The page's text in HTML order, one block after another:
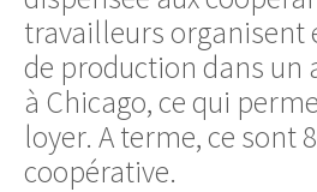
travailleurs organisent
de production dans un
à Chicago, ce qui
loyer. A terme, ce sont
coopérative.